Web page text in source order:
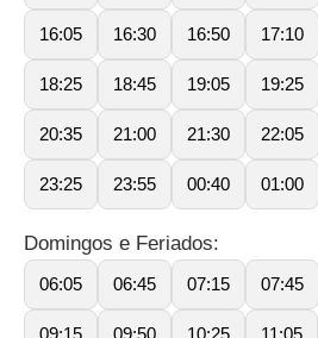
16:05 16:30 16:50 17:10
18:25 18:45 19:05 19:25
20:35 21:00 21:30 22:05
23:25 23:55 00:40 01:00
Domingos e Feriados:
06:05 06:45 07:15 07:45